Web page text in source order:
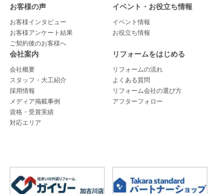
お客様の声
お客様インタビュー
お客様アンケート結果
ご契約後のお客様へ
イベント・お役立ち情報
イベント情報
お役立ち情報
会社案内
会社概要
スタッフ・大工紹介
採用情報
メディア掲載事例
資格・受賞実績
対応エリア
リフォームをはじめる
リフォームの流れ
よくある質問
リフォーム会社の選び方
アフターフォロー